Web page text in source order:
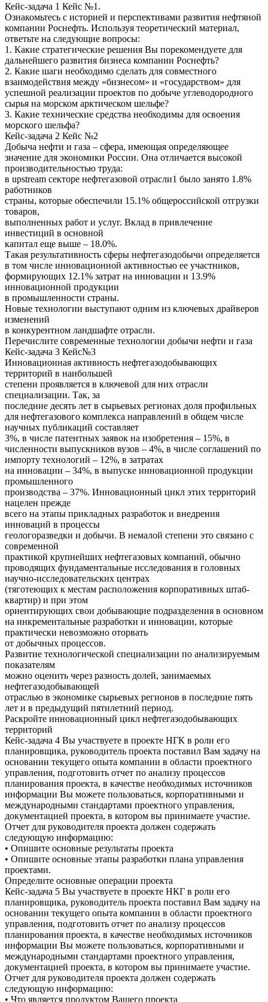
Кейс-задача 1 Кейс №1.
Ознакомьтесь с историей и перспективами развития нефтяной
компании Роснефть. Используя теоретический материал,
ответьте на следующие вопросы:
1. Какие стратегические решения Вы порекомендуете для
дальнейшего развития бизнеса компании Роснефть?
2. Какие шаги необходимо сделать для совместного
взаимодействия между «бизнесом» и «государством» для
успешной реализации проектов по добыче углеводородного
сырья на морском арктическом шельфе?
3. Какие технические средства необходимы для освоения
морского шельфа?
Кейс-задача 2 Кейс №2
Добыча нефти и газа – сфера, имеющая определяющее
значение для экономики России. Она отличается высокой
производительностью труда:
в upstream секторе нефтегазовой отрасли1 было занято 1.8%
работников
страны, которые обеспечили 15.1% общероссийской отгрузки
товаров,
выполненных работ и услуг. Вклад в привлечение
инвестиций в основной
капитал еще выше – 18.0%.
Такая результативность сферы нефтегазодобычи определяется
в том числе инновационной активностью ее участников,
формирующих 12.1% затрат на инновации и 13.9%
инновационной продукции
в промышленности страны.
Новые технологии выступают одним из ключевых драйверов
изменений
в конкурентном ландшафте отрасли.
Перечислите современные технологии добычи нефти и газа
Кейс-задача 3 Кейс№3
Инновационная активность нефтегазодобывающих
территорий в наибольшей
степени проявляется в ключевой для них отрасли
специализации. Так, за
последние десять лет в сырьевых регионах доля профильных
для нефтегазового комплекса направлений в общем числе
научных публикаций составляет
3%, в числе патентных заявок на изобретения – 15%, в
численности выпускников вузов – 4%, в числе соглашений по
импорту технологий – 12%, в затратах
на инновации – 34%, в выпуске инновационной продукции
промышленного
производства – 37%. Инновационный цикл этих территорий
нацелен прежде
всего на этапы прикладных разработок и внедрения
инноваций в процессы
геологоразведки и добычи. В немалой степени это связано с
современной
практикой крупнейших нефтегазовых компаний, обычно
проводящих фундаментальные исследования в головных
научно-исследовательских центрах
(тяготеющих к местам расположения корпоративных штаб-
квартир) и при этом
ориентирующих свои добывающие подразделения в основном
на инкрементальные разработки и инновации, которые
практически невозможно оторвать
от добычных процессов.
Развитие технологической специализации по анализируемым
показателям
можно оценить через разность долей, занимаемых
нефтегазодобывающей
отраслью в экономике сырьевых регионов в последние пять
лет и в предыдущий пятилетний период.
Раскройте инновационный цикл нефтегазодобывающих
территорий
Кейс-задача 4 Вы участвуете в проекте НГК в роли его
планировщика, руководитель проекта поставил Вам задачу на
основании текущего опыта компании в области проектного
управления, подготовить отчет по анализу процессов
планирования проекта, в качестве необходимых источников
информации Вы можете пользоваться, корпоративными и
международными стандартами проектного управления,
документацией проекта, в котором вы принимаете участие.
Отчет для руководителя проекта должен содержать
следующую информацию:
• Опишите основные результаты проекта
• Опишите основные этапы разработки плана управления
проектами.
Определите основные операции проекта
Кейс-задача 5 Вы участвуете в проекте НКГ в роли его
планировщика, руководитель проекта поставил Вам задачу на
основании текущего опыта компании в области проектного
управления, подготовить отчет по анализу процессов
планирования проекта, в качестве необходимых источников
информации Вы можете пользоваться, корпоративными и
международными стандартами проектного управления,
документацией проекта, в котором вы принимаете участие.
Отчет для руководителя проекта должен содержать
следующую информацию:
• Что является продуктом Вашего проекта